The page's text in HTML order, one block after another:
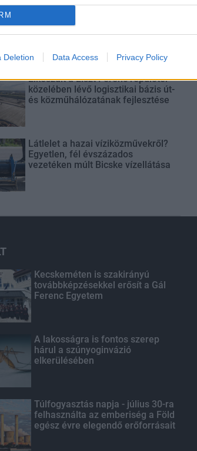
Deletion Data Access Privacy Policy
mérföldköve a felülvizsgálat
árnyékában?
Elkészült a Liszt Ferenc repülőtér
közelében lévő logisztikai bázis út-
és közműhálózatának fejlesztése
Látlelet a hazai víziközművekről?
Egyetlen, fél évszázados
vezetéken múlt Bicske vízellátása
Kecskeméten is szakirányú
továbbképzésekkel erősít a Gál
Ferenc Egyetem
A lakosságra is fontos szerep
hárul a szúnyoginvázió
elkerülésében
Túlfogyasztás napja - július 30-ra
felhasználta az emberiség a Föld
egész évre elegendő erőforrásait